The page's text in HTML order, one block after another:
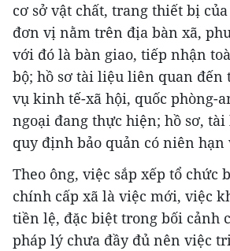
cơ sở vật chất, trang thiết bị
đơn vị nằm trên địa bàn xã,
với đó là bàn giao, tiếp nhận
bộ; hồ sơ tài liệu liên quan
vụ kinh tế-xã hội, quốc phòng-
ngoại đang thực hiện; hồ sơ,
quy định bảo quản có niên
Theo ông, việc sắp xếp tổ chức
chính cấp xã là việc mới, việc
tiền lệ, đặc biệt trong bối cảnh
pháp lý chưa đầy đủ nên việc